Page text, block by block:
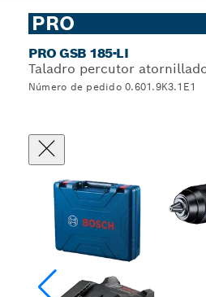
PRO
PRO GSB 185-LI
Taladro percutor
Número de pedido 0.601.9K3.1E1